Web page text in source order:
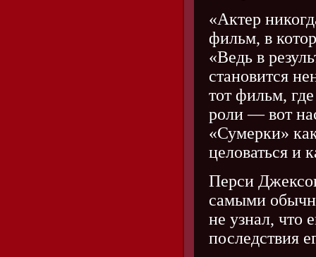
«Актер
фильм, в
«Ведь в
становится
тот фильм,
роли — вот
«Сумерки»
целоваться и
Перси
самыми
не узнал, что
последствия